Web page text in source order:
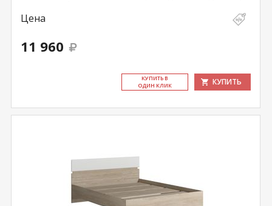
Цена
11 960
КУ­ПИТЬ В
ОДИН КЛИК
КУПИТЬ